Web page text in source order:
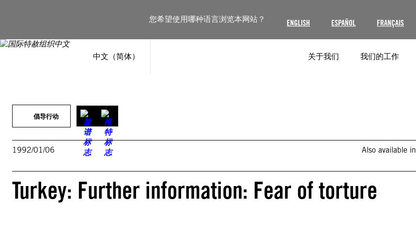
您希望使用哪种语言浏览本网站？ ENGLISH ESPAÑOL FRANÇAIS
中文（简体） 关于我们 我们的工作
倡导行动
1992/01/06 Also available in
Turkey: Further information: Fear of torture